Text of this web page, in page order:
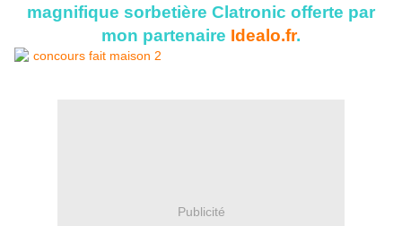
magnifique sorbetière Clatronic offerte par
mon partenaire Idealo.fr.
Publicité